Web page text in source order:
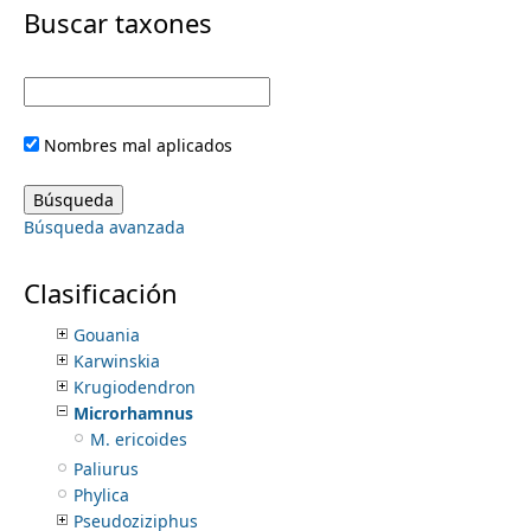
i
m
r
y
t
n
u
Buscar taxones
Nombres mal aplicados
Búsqueda avanzada
Clasificación
Putranjivaceae
Resedaceae
Berchemia
Colletia
Colubrina
Endotropis
Frangula
Gouania
Karwinskia
Krugiodendron
Microrhamnus
M. ericoides
Paliurus
Phylica
Pseudoziziphus